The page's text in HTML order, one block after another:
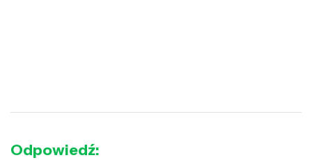
Odpowiedź: